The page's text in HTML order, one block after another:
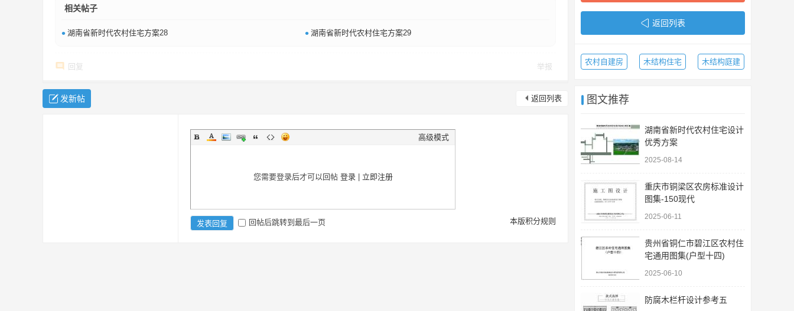
相关帖子
• 湖南省新时代农村住宅方案28 • 湖南省新时代农村住宅方案29
回复 举报
返回列表
发新帖
高级模式
您需要登录后才可以回帖 登录| 立即注册
本版积分规则
发表回复 回帖后跳转到最后一页
返回列表
农村自建房 木结构住宅 木结构庭建
图文推荐
湖南省新时代农村住宅设计
优秀方案
2025-08-14
重庆市铜梁区农房标准设计
图集-150现代
2025-06-11
贵州省铜仁市碧江区农村住
宅通用图集(户型十四)
2025-06-10
防腐木栏杆设计参考五